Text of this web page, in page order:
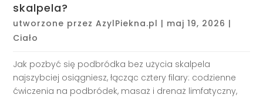
skalpela?
utworzone przezAzylPiekna.pl | maj 19, 2026 |
Ciało
Jak pozbyć się podbródka bez użycia skalpela
najszybciej osiągniesz, łącząc cztery filary: codzienne
ćwiczenia na podbródek, masaż i drenaż limfatyczny,